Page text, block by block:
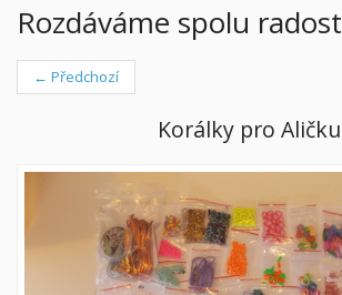
Rozdáváme spolu radost
← Předchozí
Korálky pro Aličku